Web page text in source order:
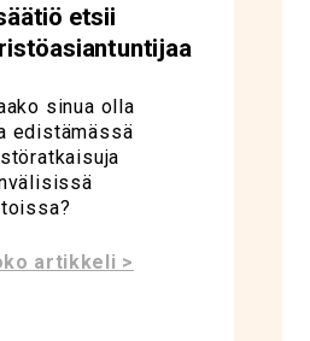
etsii
sinua olla
edistämässä
artikkeli >